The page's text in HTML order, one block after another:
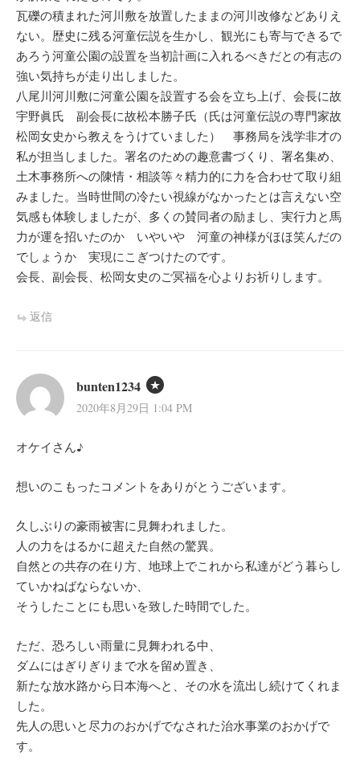
瓦礫の積まれた河川敷を放置したままの河川改修などありえ
ない。歴史に残る河童伝説を生かし、観光にも寄与できるで
あろう河童公園の設置を当初計画に入れるべきだとの有志の
強い気持ちが走り出しました。
八尾川河川敷に河童公園を設置する会を立ち上げ、会長に故
宇野眞氏 副会長に故松本勝子氏（氏は河童伝説の専門家故
松岡女史から教えをうけていました） 事務局を浅学非才の
私が担当しました。署名のための趣意書づくり、署名集め、
土木事務所への陳情・相談等々精力的に力を合わせて取り組
みました。当時世間の冷たい視線がなかったとは言えない空
気感も体験しましたが、多くの賛同者の励まし、実行力と馬
力が運を招いたのか いやいや 河童の神様がほほ笑んだの
でしょうか 実現にこぎつけたのです。
会長、副会長、松岡女史のご冥福を心よりお祈りします。
返信
bunten1234
2020年8月29日 1:04 PM
オケイさん♪
想いのこもったコメントをありがとうございます。
久しぶりの豪雨被害に見舞われました。
人の力をはるかに超えた自然の驚異。
自然との共存の在り方、地球上でこれから私達がどう暮らし
ていかねばならないか、
そうしたことにも思いを致した時間でした。
ただ、恐ろしい雨量に見舞われる中、
ダムにはぎりぎりまで水を留め置き、
新たな放水路から日本海へと、その水を流出し続けてくれま
した。
先人の思いと尽力のおかげでなされた治水事業のおかげで
す。